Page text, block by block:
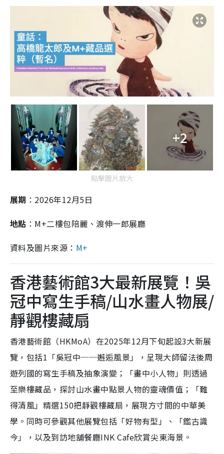
+2
點擊圖片放大
展期 ：2026年12月5日
地點 ：M+二樓包陪麗、渡伸一郎展廳
資料及圖片來源： M+
香港藝術館3大最新展覽！吳
冠中寫生手稿/山水畫人物展/
靜觀樓藏扇
香港藝術館（HKMoA）在2025年12月下旬起設3大新展
覽，包括1「吳冠中──邂逅風景」，呈現大師留法後周
遊列國的寫生手稿及抽象演變；「畫中小人物」則透過
至樂樓藏品，探討山水畫中點景人物的靈魂價值；「難
得清風」精選150把靜觀樓藏扇，展現方寸間的中華美
學。同時可參觀其他展覽包括「好物有型」、「鑑古識
今」，以及到訪地舖餐廳INK Cafe欣賞尖東海景。